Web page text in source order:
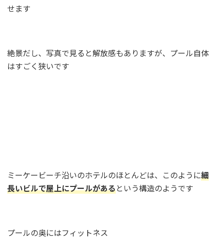
せます
絶景だし、写真で見ると解放感もありますが、プール自体
はすごく狭いです
ミーケービーチ沿いのホテルのほとんどは、このように細
長いビルで屋上にプールがあるという構造のようです
プールの奥にはフィットネス